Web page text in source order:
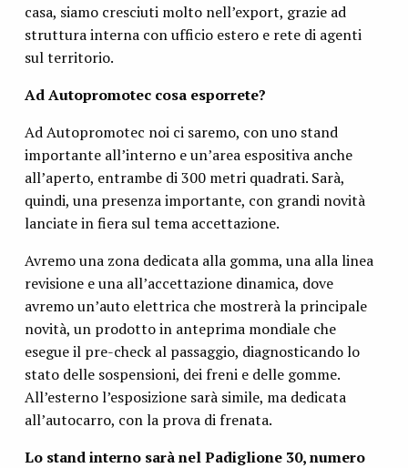
casa, siamo cresciuti molto nell’export, grazie ad
struttura interna con ufficio estero e rete di agenti
sul territorio.
Ad Autopromotec cosa esporrete?
Ad Autopromotec noi ci saremo, con uno stand
importante all’interno e un’area espositiva anche
all’aperto, entrambe di 300 metri quadrati. Sarà,
quindi, una presenza importante, con grandi novità
lanciate in fiera sul tema accettazione.
Avremo una zona dedicata alla gomma, una alla linea
revisione e una all’accettazione dinamica, dove
avremo un’auto elettrica che mostrerà la principale
novità, un prodotto in anteprima mondiale che
esegue il pre-check al passaggio, diagnosticando lo
stato delle sospensioni, dei freni e delle gomme.
All’esterno l’esposizione sarà simile, ma dedicata
all’autocarro, con la prova di frenata.
Lo stand interno sarà nel Padiglione 30, numero